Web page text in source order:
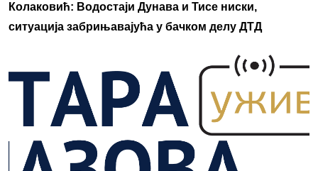
Колаковић: Водостаји Дунава и Тисе ниски,
ситуација забрињавајућа у бачком делу ДТД